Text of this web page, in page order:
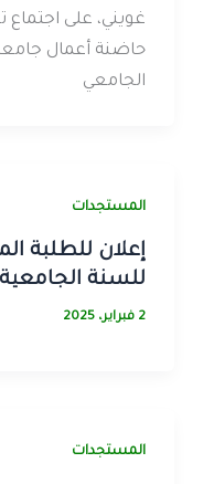
غويني، على
حاضنة أعمال
الجامعي
المستجدات
إعلان للطلبة
للسنة الجامعية 2024-2025
2 فبراير، 2025
المستجدات